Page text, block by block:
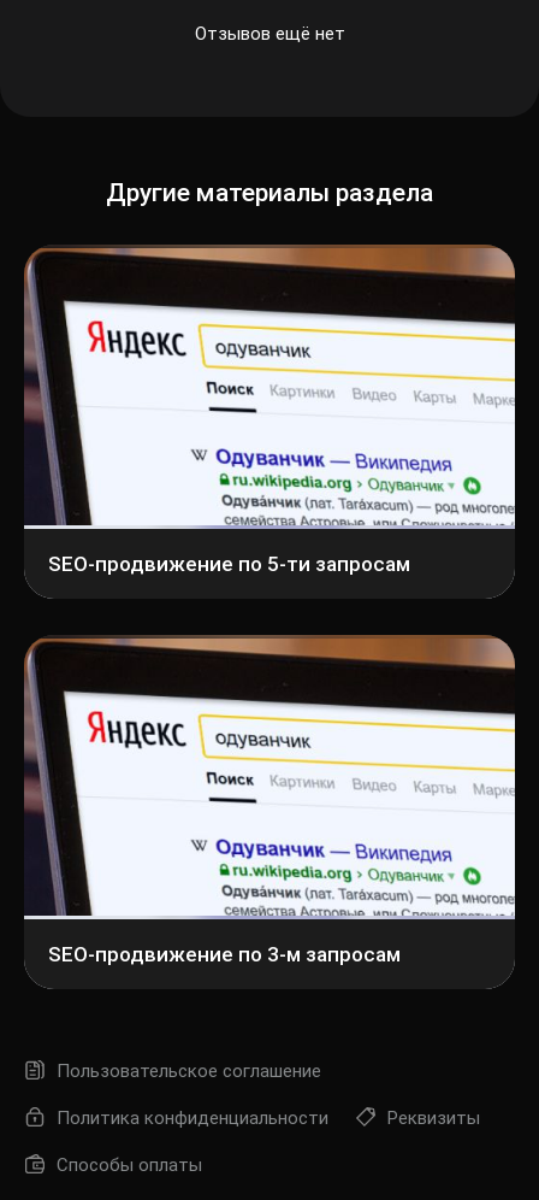
Отзывов ещё нет
Другие материалы раздела
SEO-продвижение по 5-ти запросам
SEO-продвижение по 3-м запросам
Пользовательское соглашение
Политика конфиденциальности Реквизиты
Способы оплаты